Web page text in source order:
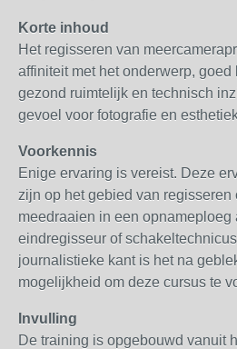
Korte inhoud
Het regisseren van
affiniteit met het onderwerp,
gezond ruimtelijk en technisch
gevoel voor fotografie en
Voorkennis
Enige ervaring is vereist. Deze
zijn op het gebied van regisseren
meedraaien in een opnameploeg
eindregisseur of
journalistieke kant is het na
mogelijkheid om deze cursus te
Invulling
De training is opgebouwd vanuit